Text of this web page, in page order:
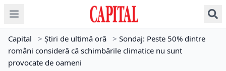
Capital > Știri de ultimă oră > Sondaj: Peste 50% dintre
români consideră că schimbările climatice nu sunt
provocate de oameni